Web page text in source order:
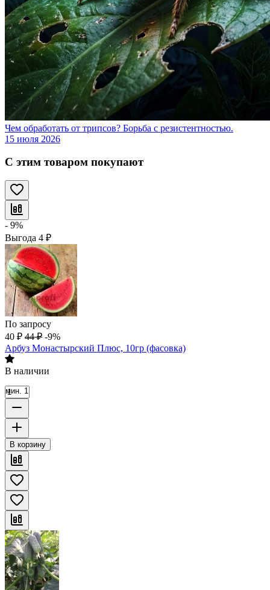
Чем обработать от трипсов? Борьба с резистентностью.
15 июля 2026
С этим товаром покупают
- 9%
Выгода 4 ₽
По запросу
40 ₽ 44 ₽ -9%
Арбуз Монастырский Плюс, 10гр (фасовка)
В наличии
мин. 1
В корзину